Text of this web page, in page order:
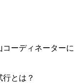
コーディネーターに
とは？